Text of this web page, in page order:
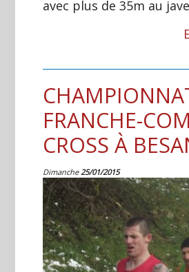
avec plus de 35m au
FRANCHE-
CROSS À
Dimanche 25/01/2015